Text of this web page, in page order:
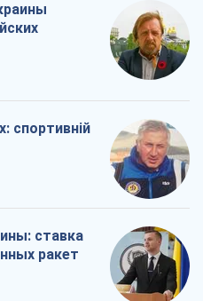
спортивній
ставка
ракет